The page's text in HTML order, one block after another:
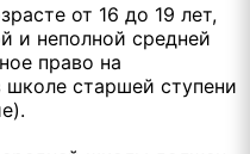
от 16 до 19 лет,
и неполной средней
право на
старшей ступени